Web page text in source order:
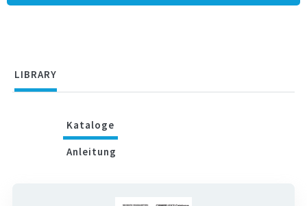
Hohe Verpackungsdichte bei 90° (7F10)
LIBRARY
Kataloge
Anleitung